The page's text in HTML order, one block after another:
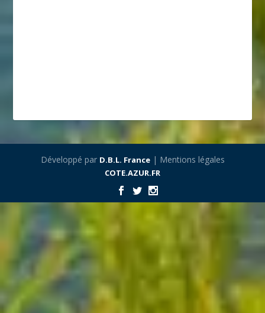
Développé par D.B.L. France| Mentions légales
COTE.AZUR.FR